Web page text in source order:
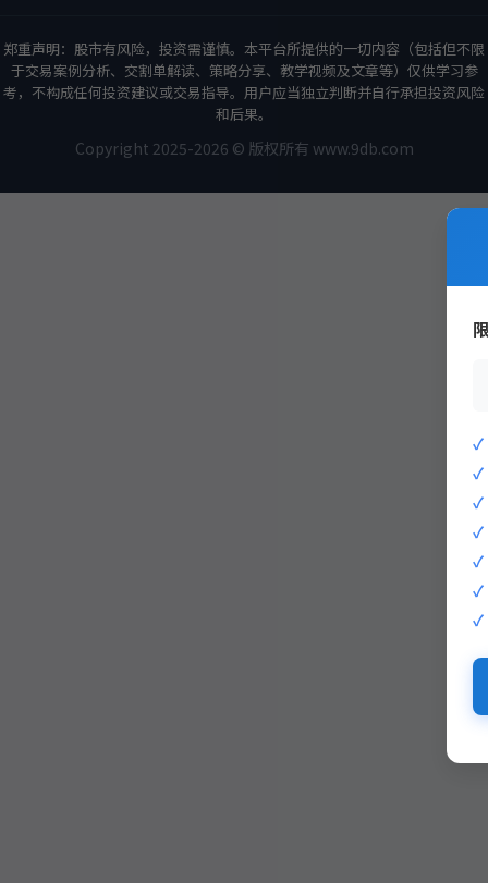
郑重声明：股市有风险，投资需谨慎。本平台所提供的一切内容（包括但不限
于交易案例分析、交割单解读、策略分享、教学视频及文章等）仅供学习参
考，不构成任何投资建议或交易指导。用户应当独立判断并自行承担投资风险
和后果。
Copyright 2025-2026 © 版权所有 www.9db.com